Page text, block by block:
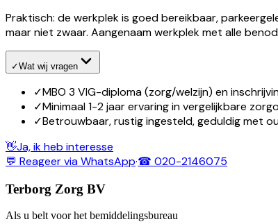
Praktisch: de werkplek is goed bereikbaar,
maar niet zwaar. Aangenaam werkplek met alle
✓Wat wij vragen
✓MBO 3 VIG-diploma (zorg/welzijn) en
✓Minimaal 1-2 jaar ervaring in vergelijkbare
✓Betrouwbaar, rustig ingesteld, geduldig met
👋Ja, ik heb interesse
💬 Reageer via WhatsApp·☎ 020-2146075
Terborg Zorg BV
Als u belt voor het bemiddelingsbureau